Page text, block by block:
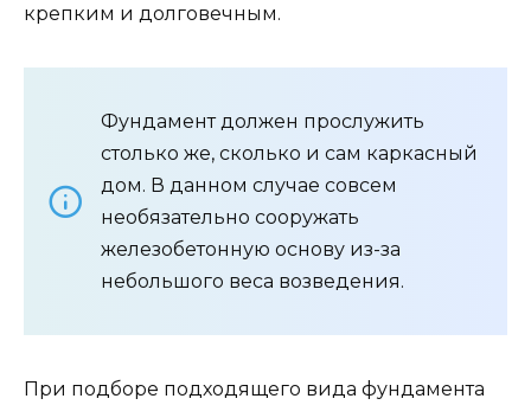
крепким и долговечным.
Фундамент должен прослужить
столько же, сколько и сам каркасный
дом. В данном случае совсем
необязательно сооружать
железобетонную основу из-за
небольшого веса возведения.
При подборе подходящего вида фундамента